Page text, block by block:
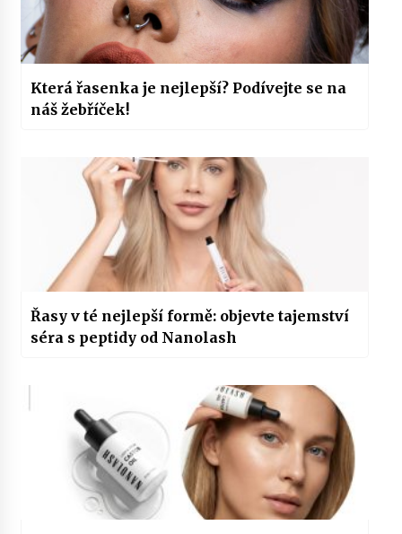
Která řasenka je nejlepší? Podívejte se na
náš žebříček!
Řasy v té nejlepší formě: objevte tajemství
séra s peptidy od Nanolash